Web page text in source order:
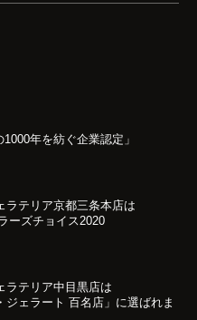
1000年を紡ぐ企業認定」
ラテリア京都三条本店は
ーズチョイス2020
ラテリア中目黒店は
ジェラート 百名店」に選ばれま